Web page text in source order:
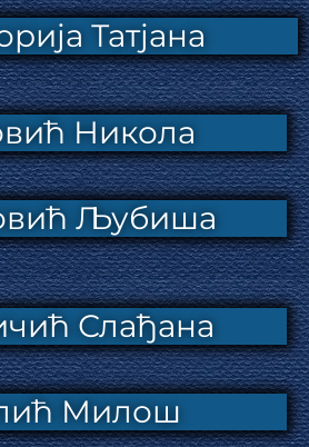
Татјана
Никола
Љубиша
Слађана
Милош